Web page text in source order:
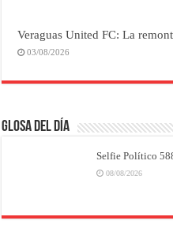
Veraguas United FC: La
03/08/2026
Glosa del Día
Selfie Político
08/08/2026